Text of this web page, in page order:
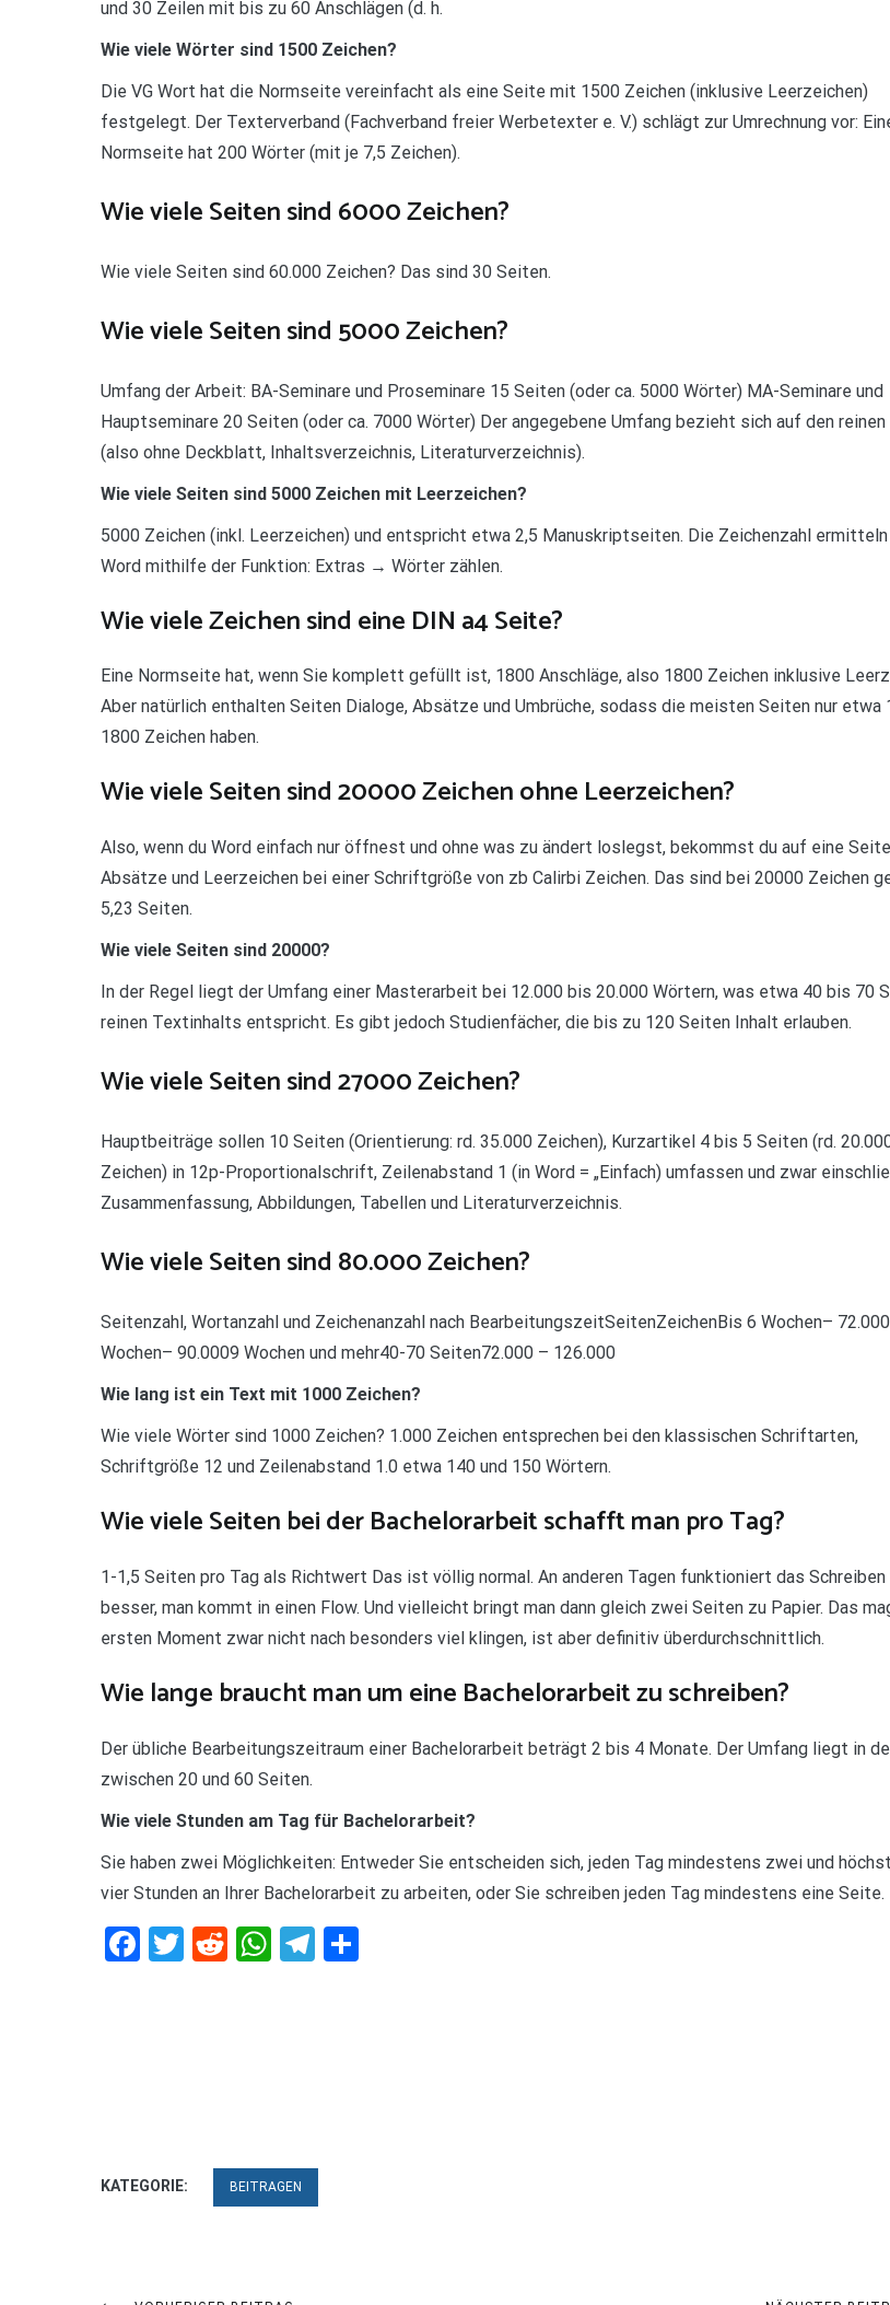
und 30 Zeilen mit bis zu 60 Anschlägen (d. h.
Wie viele Wörter sind 1500 Zeichen?
Die VG Wort hat die Normseite vereinfacht als eine Seite mit 1500 Zeichen (inklusive Leerzeichen)
festgelegt. Der Texterverband (Fachverband freier Werbetexter e. V.) schlägt zur Umrechnung vor:
Normseite hat 200 Wörter (mit je 7,5 Zeichen).
Wie viele Seiten sind 6000 Zeichen?
Wie viele Seiten sind 60.000 Zeichen? Das sind 30 Seiten.
Wie viele Seiten sind 5000 Zeichen?
Umfang der Arbeit: BA-Seminare und Proseminare 15 Seiten (oder ca. 5000 Wörter) MA-Seminare und
Hauptseminare 20 Seiten (oder ca. 7000 Wörter) Der angegebene Umfang bezieht sich auf den
(also ohne Deckblatt, Inhaltsverzeichnis, Literaturverzeichnis).
Wie viele Seiten sind 5000 Zeichen mit Leerzeichen?
5000 Zeichen (inkl. Leerzeichen) und entspricht etwa 2,5 Manuskriptseiten. Die Zeichenzahl
Word mithilfe der Funktion: Extras → Wörter zählen.
Wie viele Zeichen sind eine DIN a4 Seite?
Eine Normseite hat, wenn Sie komplett gefüllt ist, 1800 Anschläge, also 1800 Zeichen inklusive
Aber natürlich enthalten Seiten Dialoge, Absätze und Umbrüche, sodass die meisten Seiten nur etwa
1800 Zeichen haben.
Wie viele Seiten sind 20000 Zeichen ohne Leerzeichen?
Also, wenn du Word einfach nur öffnest und ohne was zu ändert loslegst, bekommst du auf eine
Absätze und Leerzeichen bei einer Schriftgröße von zb Calirbi Zeichen. Das sind bei 20000 Zeichen
5,23 Seiten.
Wie viele Seiten sind 20000?
In der Regel liegt der Umfang einer Masterarbeit bei 12.000 bis 20.000 Wörtern, was etwa 40 bis 70
reinen Textinhalts entspricht. Es gibt jedoch Studienfächer, die bis zu 120 Seiten Inhalt erlauben.
Wie viele Seiten sind 27000 Zeichen?
Hauptbeiträge sollen 10 Seiten (Orientierung: rd. 35.000 Zeichen), Kurzartikel 4 bis 5 Seiten (rd.
Zeichen) in 12p-Proportionalschrift, Zeilenabstand 1 (in Word = „Einfach) umfassen und zwar
Zusammenfassung, Abbildungen, Tabellen und Literaturverzeichnis.
Wie viele Seiten sind 80.000 Zeichen?
Seitenzahl, Wortanzahl und Zeichenanzahl nach BearbeitungszeitSeitenZeichenBis 6 Wochen–
Wochen– 90.0009 Wochen und mehr40-70 Seiten72.000 – 126.000
Wie lang ist ein Text mit 1000 Zeichen?
Wie viele Wörter sind 1000 Zeichen? 1.000 Zeichen entsprechen bei den klassischen Schriftarten,
Schriftgröße 12 und Zeilenabstand 1.0 etwa 140 und 150 Wörtern.
Wie viele Seiten bei der Bachelorarbeit schafft man pro Tag?
1-1,5 Seiten pro Tag als Richtwert Das ist völlig normal. An anderen Tagen funktioniert das
besser, man kommt in einen Flow. Und vielleicht bringt man dann gleich zwei Seiten zu Papier. Das
ersten Moment zwar nicht nach besonders viel klingen, ist aber definitiv überdurchschnittlich.
Wie lange braucht man um eine Bachelorarbeit zu schreiben?
Der übliche Bearbeitungszeitraum einer Bachelorarbeit beträgt 2 bis 4 Monate. Der Umfang liegt in
zwischen 20 und 60 Seiten.
Wie viele Stunden am Tag für Bachelorarbeit?
Sie haben zwei Möglichkeiten: Entweder Sie entscheiden sich, jeden Tag mindestens zwei und
vier Stunden an Ihrer Bachelorarbeit zu arbeiten, oder Sie schreiben jeden Tag mindestens eine Seite.
Facebook
Twitter
RedditWhatsApp
Telegram
KATEGORIE: BEITRAGEN